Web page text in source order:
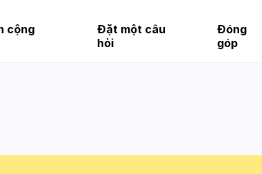
cộng
Đặt một câu
hỏi
Đóng
góp